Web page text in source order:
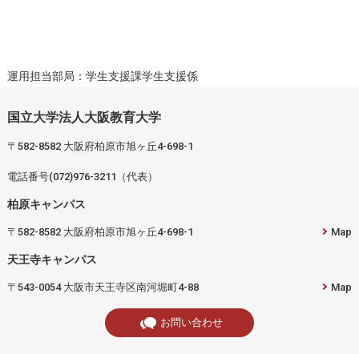
運用担当部局：学生支援課学生支援係
国立大学法人大阪教育大学
〒582-8582 大阪府柏原市旭ヶ丘4-698-1
電話番号(072)976-3211（代表）
柏原キャンパス
〒582-8582 大阪府柏原市旭ヶ丘4-698-1 Map
天王寺キャンパス
〒543-0054 大阪市天王寺区南河堀町4-88 Map
お問い合わせ